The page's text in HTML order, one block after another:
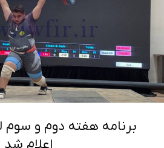
برنامه هفته دوم و سوم